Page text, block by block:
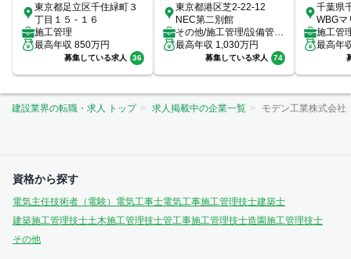
東京都足立区千住緑町３
丁目１５ - １６
施工管理
最高年収 850万円
募集している求人 36
東京都港区芝2-22-12
NEC第二別館
その他/施工管理/設備管
理/ビルメンテナンス（ビ
ルメン）/...
最高年収 1,030万円
募集している求人 74
千葉県
WBGマ
29F
施工管
最高年
建設業界の転職・求人 トップ 求人掲載中の企業一覧 モデン工業株式会社
資格から探す
電気主任技術者（電験） 電気工事士電気工事施工管理技士建築士
建築施工管理技士土木施工管理技士管工事施工管理技士造園施工管理技士
その他